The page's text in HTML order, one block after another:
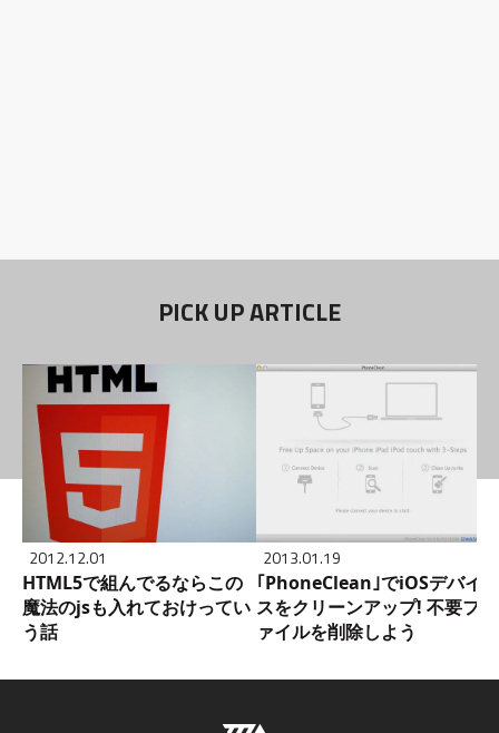
PICK UP ARTICLE
2012.12.01
HTML5で組んでるならこの
魔法のjsも入れておけってい
う話
2013.01.19
｢PhoneClean｣でiOSデバイ
スをクリーンアップ! 不要フ
ァイルを削除しよう